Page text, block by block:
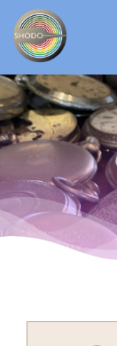
naar
inhoud